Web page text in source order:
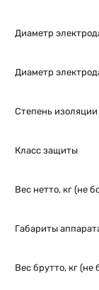
Диаметр
Диаметр
Степень изоляции
Класс защиты
Вес нетто, кг (не
Габариты
Вес брутто, кг (не